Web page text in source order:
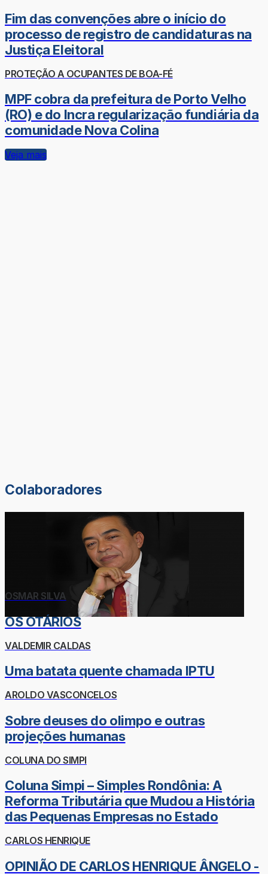
Fim das convenções abre o início do
processo de registro de candidaturas na
Justiça Eleitoral
PROTEÇÃO A OCUPANTES DE BOA-FÉ
MPF cobra da prefeitura de Porto Velho
(RO) e do Incra regularização fundiária da
comunidade Nova Colina
Veja mais
Colaboradores
OSMAR SILVA
OS OTÁRIOS
VALDEMIR CALDAS
Uma batata quente chamada IPTU
AROLDO VASCONCELOS
Sobre deuses do olimpo e outras
projeções humanas
COLUNA DO SIMPI
Coluna Simpi – Simples Rondônia: A
Reforma Tributária que Mudou a História
das Pequenas Empresas no Estado
CARLOS HENRIQUE
OPINIÃO DE CARLOS HENRIQUE ÂNGELO -